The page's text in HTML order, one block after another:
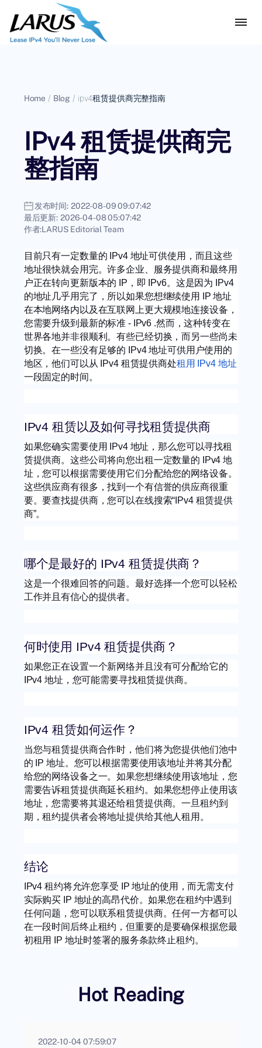
Home / Blog / ipv4租赁提供商完整指南
IPv4 租赁提供商完
整指南
发布时间: 2022-08-09 09:07:42
最后更新: 2026-04-08 05:07:42
作者:LARUS Editorial Team
目前只有一定数量的 IPv4 地址可供使用，而且这些
地址很快就会用完。许多企业、服务提供商和最终用
户正在转向更新版本的 IP，即 IPv6。这是因为 IPv4
的地址几乎用完了，所以如果您想继续使用 IP 地址
在本地网络内以及在互联网上更大规模地连接设备，
您需要升级到最新的标准 - IPv6 .然而，这种转变在
世界各地并非很顺利。有些已经切换，而另一些尚未
切换。在一些没有足够的 IPv4 地址可供用户使用的
地区，他们可以从 IPv4 租赁提供商处租用 IPv4 地址
一段固定的时间。
IPv4 租赁以及如何寻找租赁提供商
如果您确实需要使用 IPv4 地址，那么您可以寻找租
赁提供商。这些公司将向您出租一定数量的 IPv4 地
址，您可以根据需要使用它们分配给您的网络设备。
这些供应商有很多，找到一个有信誉的供应商很重
要。要查找提供商，您可以在线搜索“IPv4 租赁提供
商”。
哪个是最好的 IPv4 租赁提供商？
这是一个很难回答的问题。最好选择一个您可以轻松
工作并且有信心的提供者。
何时使用 IPv4 租赁提供商？
如果您正在设置一个新网络并且没有可分配给它的
IPv4 地址，您可能需要寻找租赁提供商。
IPv4 租赁如何运作？
当您与租赁提供商合作时，他们将为您提供他们池中
的 IP 地址。您可以根据需要使用该地址并将其分配
给您的网络设备之一。如果您想继续使用该地址，您
需要告诉租赁提供商延长租约。如果您想停止使用该
地址，您需要将其退还给租赁提供商。一旦租约到
期，租约提供者会将地址提供给其他人租用。
结论
IPv4 租约将允许您享受 IP 地址的使用，而无需支付
实际购买 IP 地址的高昂代价。如果您在租约中遇到
任何问题，您可以联系租赁提供商。任何一方都可以
在一段时间后终止租约，但重要的是要确保根据您最
初租用 IP 地址时签署的服务条款终止租约。
Hot Reading
2022-10-04 07:59:07